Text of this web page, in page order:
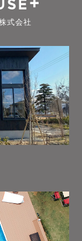
式会社